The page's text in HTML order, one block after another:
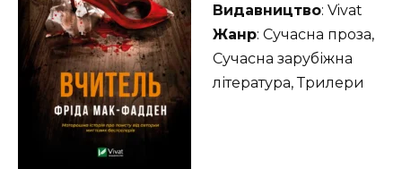
Видавництво: Vivat
Жанр: Сучасна проза,
Сучасна зарубіжна
література, Трилери